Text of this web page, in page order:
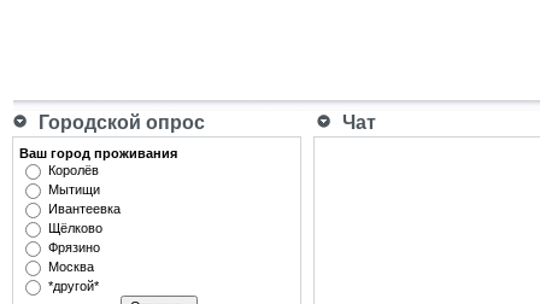
Городской опрос Чат
Ваш город проживания
Королёв
Мытищи
Ивантеевка
Щёлково
Фрязино
Москва
*другой*